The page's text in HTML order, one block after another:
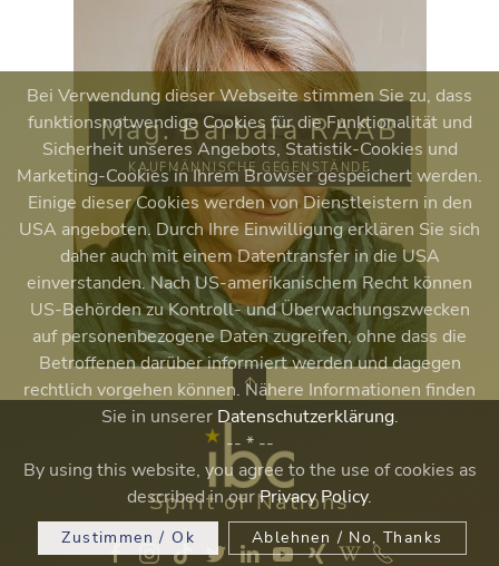
Mag. Markus NEUHOFER
Spirit of Nations
Bei Verwendung dieser Webseite stimmen Sie zu, dass
funktionsnotwendige Cookies für die Funktionalität und
Sicherheit unseres Angebots, Statistik-Cookies und
Marketing-Cookies in Ihrem Browser gespeichert werden.
Einige dieser Cookies werden von Dienstleistern in den
USA angeboten. Durch Ihre Einwilligung erklären Sie sich
daher auch mit einem Datentransfer in die USA
einverstanden. Nach US-amerikanischem Recht können
US-Behörden zu Kontroll- und Überwachungszwecken
auf personenbezogene Daten zugreifen, ohne dass die
Betroffenen darüber informiert werden und dagegen
rechtlich vorgehen können. Nähere Informationen finden
Sie in unserer Datenschutzerklärung.
-- * --
By using this website, you agree to the use of cookies as
described in ourPrivacy Policy.
Zustimmen / Ok Ablehnen / No, Thanks